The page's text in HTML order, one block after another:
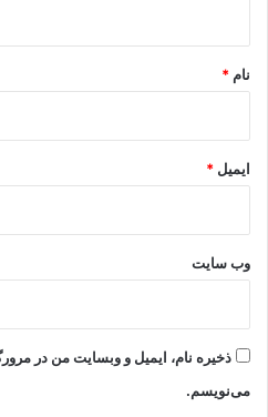
نام *
ایمیل *
وب‌ سایت
ذخیره نام، ایمیل و وبسایت من در
می‌نویسم.